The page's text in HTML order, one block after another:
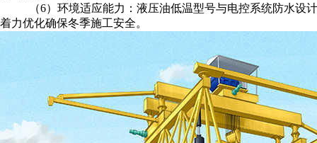
（6）环境适应能力：液压油低温型号与电控系统防水设
着力优化确保冬季施工安全。